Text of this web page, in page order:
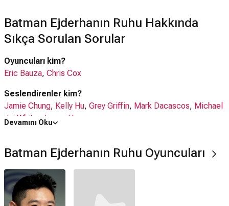
Batman Ejderhanın Ruhu Hakkında
Sıkça Sorulan Sorular
Oyuncuları kim?
Eric Bauza, Chris Cox
Seslendirenler kim?
Jamie Chung, Kelly Hu, Grey Griffin, Mark Dacascos, Michael
Jai White
,James Hong
Batman Ejderhanın Ruhu filmiABD 'da çekilmiştir.
Kaç saat?
1 saat 23 dakika
IMDb puanı kaç?
Devamını Oku
Batman Ejderhanın Ruhu Oyuncuları